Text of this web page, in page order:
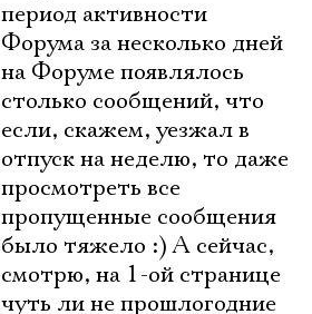
период активности
Форума за несколько дней
на Форуме появлялось
столько сообщений, что
если, скажем, уезжал в
отпуск на неделю, то даже
просмотреть все
пропущенные сообщения
было тяжело :) А сейчас,
смотрю, на 1-ой странице
чуть ли не прошлогодние